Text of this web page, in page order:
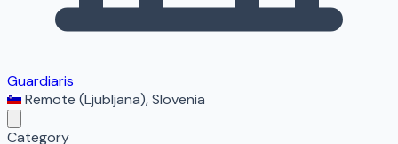
Guardiaris
Remote (Ljubljana),Slovenia
Category